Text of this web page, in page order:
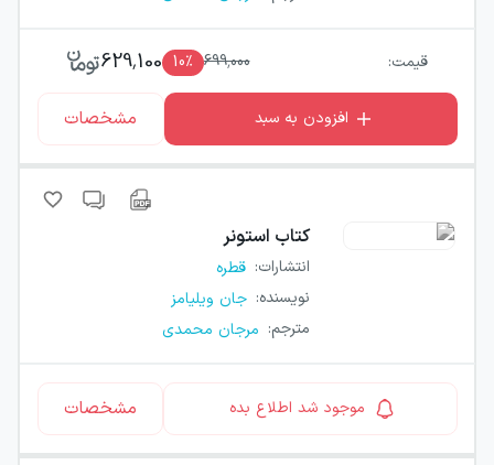
قیمت: 699,000
10٪ 629,100
افزودن به سبد مشخصات
کتاب استونر
انتشارات: قطره
نویسنده: جان ویلیامز
مترجم: مرجان محمدی
موجود شد اطلاع بده مشخصات